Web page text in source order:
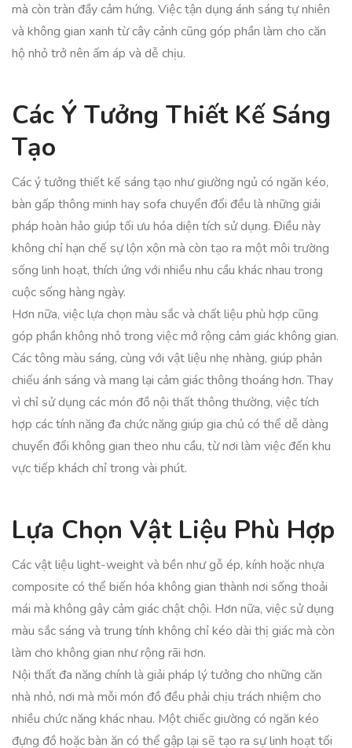
mà còn tràn đầy cảm hứng. Việc tận dụng ánh sáng tự nhiên
và không gian xanh từ cây cảnh cũng góp phần làm cho căn
hộ nhỏ trở nên ấm áp và dễ chịu.
Các Ý Tưởng Thiết Kế Sáng
Tạo
Các ý tưởng thiết kế sáng tạo như giường ngủ có ngăn kéo,
bàn gấp thông minh hay sofa chuyển đổi đều là những giải
pháp hoàn hảo giúp tối ưu hóa diện tích sử dụng. Điều này
không chỉ hạn chế sự lộn xộn mà còn tạo ra một môi trường
sống linh hoạt, thích ứng với nhiều nhu cầu khác nhau trong
cuộc sống hàng ngày.
Hơn nữa, việc lựa chọn màu sắc và chất liệu phù hợp cũng
góp phần không nhỏ trong việc mở rộng cảm giác không gian.
Các tông màu sáng, cùng với vật liệu nhẹ nhàng, giúp phản
chiếu ánh sáng và mang lại cảm giác thông thoáng hơn. Thay
vì chỉ sử dụng các món đồ nội thất thông thường, việc tích
hợp các tính năng đa chức năng giúp gia chủ có thể dễ dàng
chuyển đổi không gian theo nhu cầu, từ nơi làm việc đến khu
vực tiếp khách chỉ trong vài phút.
Lựa Chọn Vật Liệu Phù Hợp
Các vật liệu light-weight và bền như gỗ ép, kính hoặc nhựa
composite có thể biến hóa không gian thành nơi sống thoải
mái mà không gây cảm giác chật chội. Hơn nữa, việc sử dụng
màu sắc sáng và trung tính không chỉ kéo dài thị giác mà còn
làm cho không gian như rộng rãi hơn.
Nội thất đa năng chính là giải pháp lý tưởng cho những căn
nhà nhỏ, nơi mà mỗi món đồ đều phải chịu trách nhiệm cho
nhiều chức năng khác nhau. Một chiếc giường có ngăn kéo
đựng đồ hoặc bàn ăn có thể gập lại sẽ tạo ra sự linh hoạt tối